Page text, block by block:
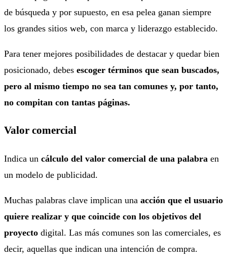
de búsqueda y por supuesto, en esa pelea ganan siempre
los grandes sitios web, con marca y liderazgo establecido.
Para tener mejores posibilidades de destacar y quedar bien
posicionado, debes escoger términos que sean buscados,
pero al mismo tiempo no sea tan comunes y, por tanto,
no compitan con tantas páginas.
Valor comercial
Indica un cálculo del valor comercial de una palabra en
un modelo de publicidad.
Muchas palabras clave implican una acción que el usuario
quiere realizar y que coincide con los objetivos del
proyecto digital. Las más comunes son las comerciales, es
decir, aquellas que indican una intención de compra.